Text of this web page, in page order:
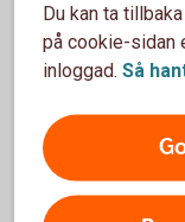
Ung-Driftig-
Ung &
kreativitet &
Vi har instiftat
årliga
att främja och
Du kan ta
på cookie-sidan
inloggad. Så